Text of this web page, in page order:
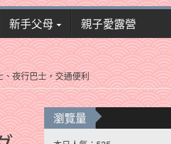
新手父母 親子愛露營
夜行巴士，交通便利
瀏覽量